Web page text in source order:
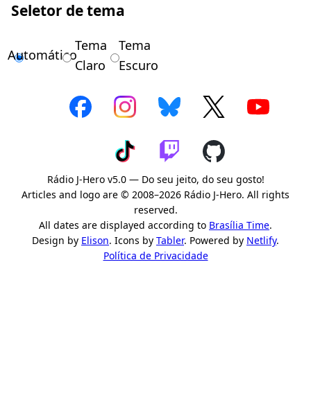
Seletor de tema
Automático
Tema
Claro
Tema
Escuro
Rádio J-Hero v5.0 — Do seu jeito, do seu gosto!
Articles and logo are © 2008–2026 Rádio J-Hero. All rights
reserved.
All dates are displayed according to Brasília Time.
Design by Elison. Icons by Tabler. Powered by Netlify.
Política de Privacidade